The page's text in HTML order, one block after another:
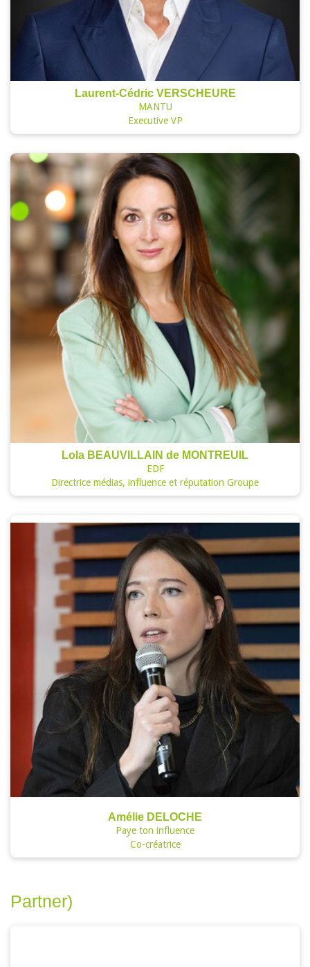
Laurent-Cédric VERSCHEURE
MANTU
Executive VP
Lola BEAUVILLAIN de MONTREUIL
EDF
Directrice médias, influence et réputation Groupe
Amélie DELOCHE
Paye ton influence
Co-créatrice
Partner)